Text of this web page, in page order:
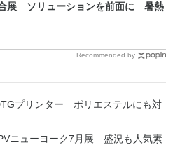
展 ソリューションを前面に 暑熱
Recommended by
プリンター ポリエステルにも対
ニューヨーク7月展 盛況も人気素